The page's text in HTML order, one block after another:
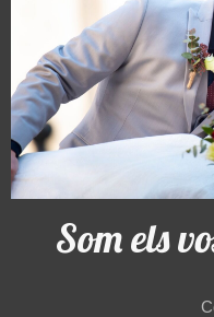
Som els